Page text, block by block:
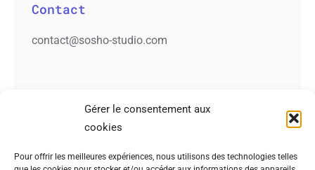
Gérer le consentement aux
cookies
Pour offrir les meilleures expériences, nous utilisons des technologies telles
Contact
contact@sosho-studio.com